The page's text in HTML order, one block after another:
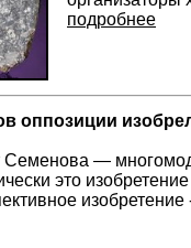
подробнее
оппозиции
Семенова —
это
изобретение